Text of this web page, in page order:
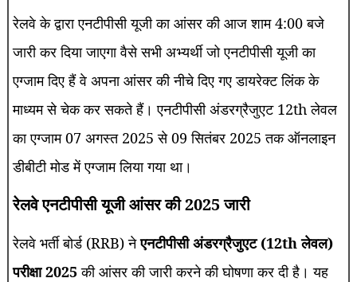
रेलवे के द्वारा एनटीपीसी यूजी का आंसर की आज शाम 4:00 बजे
जारी कर दिया जाएगा वैसे सभी अभ्यर्थी जो एनटीपीसी यूजी का
एग्जाम दिए हैं वे अपना आंसर की नीचे दिए गए डायरेक्ट लिंक के
माध्यम से चेक कर सकते हैं। एनटीपीसी अंडरग्रैजुएट 12th लेवल
का एग्जाम 07 अगस्त 2025 से 09 सितंबर 2025 तक ऑनलाइन
डीबीटी मोड में एग्जाम लिया गया था।
रेलवे एनटीपीसी यूजी आंसर की 2025 जारी
रेलवे भर्ती बोर्ड (RRB) नेएनटीपीसी अंडरग्रैजुएट (12th लेवल)
परीक्षा 2025 की आंसर की जारी करने की घोषणा कर दी है। यह